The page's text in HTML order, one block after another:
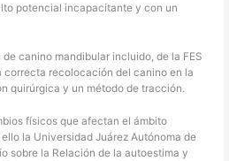
potencial incapacitante y con un
canino mandibular incluido, de la FES
correcta recolocación del canino en la
quirúrgica y un método de tracción.
físicos que afectan el ámbito
la Universidad Juárez Autónoma de
sobre la Relación de la autoestima y